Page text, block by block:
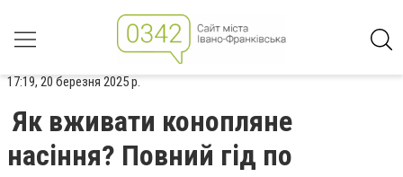
17:19, 20 березня 2025 р.
Як вживати конопляне
насіння? Повний гід по